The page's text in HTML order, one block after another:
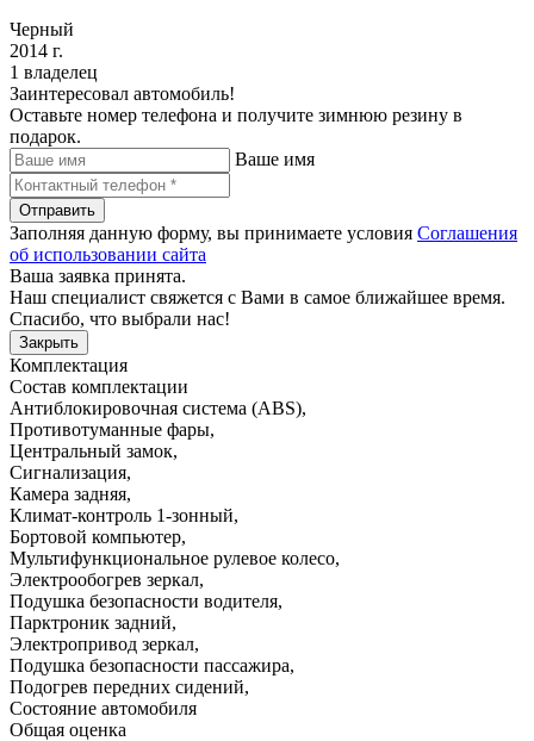
Черный
2014 г.
1 владелец
Заинтересовал автомобиль!
Оставьте номер телефона и получите зимнюю резину в
подарок.
Ваше имя
Отправить
Заполняя данную форму, вы принимаете условия Соглашения
об использовании сайта
Ваша заявка принята.
Наш специалист свяжется с Вами в самое ближайшее время.
Спасибо, что выбрали нас!
Закрыть
Комплектация
Состав комплектации
Антиблокировочная система (ABS),
Противотуманные фары,
Центральный замок,
Сигнализация,
Камера задняя,
Климат-контроль 1-зонный,
Бортовой компьютер,
Мультифункциональное рулевое колесо,
Электрообогрев зеркал,
Подушка безопасности водителя,
Парктроник задний,
Электропривод зеркал,
Подушка безопасности пассажира,
Подогрев передних сидений,
Состояние автомобиля
Общая оценка